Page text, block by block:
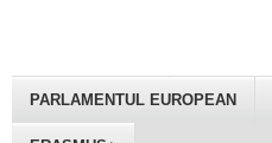
PARLAMENTUL EUROPEAN